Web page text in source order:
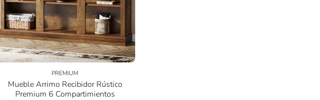
PREMIUM
Mueble Arrimo Recibidor Rústico
Premium 6 Compartimientos